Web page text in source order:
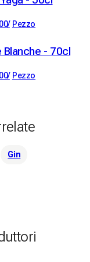
/ Pezzo
Blanche - 70cl
/ Pezzo
Gin